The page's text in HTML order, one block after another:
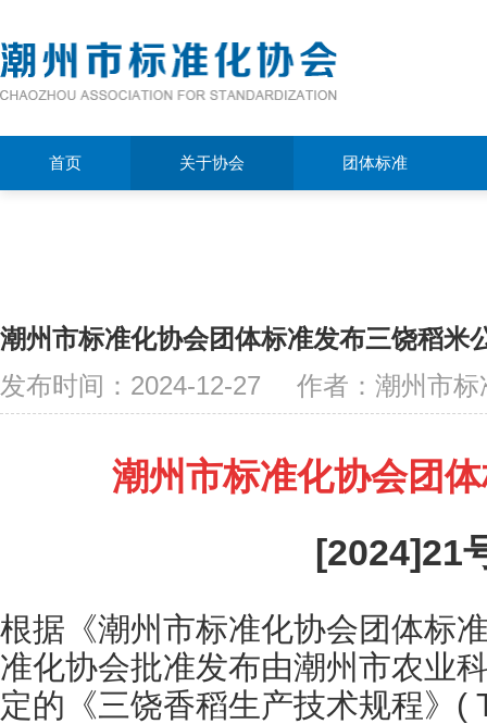
首页 关于协会 团体标准
潮州市标准化协会团体标准发布三饶稻米
发布时间：2024-12-27
作者：潮州市
潮州市标准化协会团
[2024]21
根据《潮州市标准化协会团体标
准化协会批准发布由潮州市农业
定的《三饶香稻生产技术规程》(